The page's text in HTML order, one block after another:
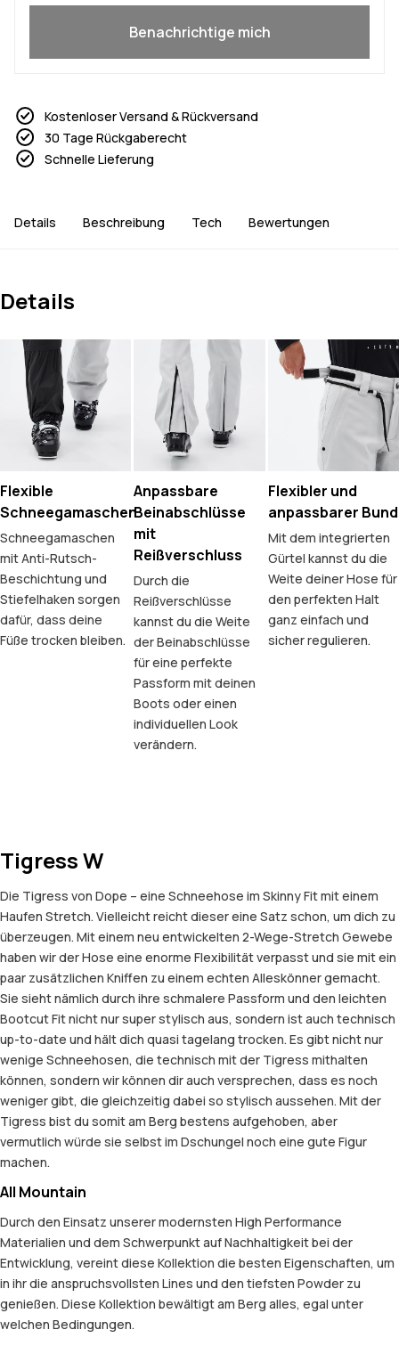
Benachrichtige mich
Kostenloser Versand & Rückversand
30 Tage Rückgaberecht
Schnelle Lieferung
Details Beschreibung Tech Bewertungen
Details
Flexible
Schneegamaschen
Schneegamaschen
mit Anti-Rutsch-
Beschichtung und
Stiefelhaken sorgen
dafür, dass deine
Füße trocken bleiben.
Anpassbare
Beinabschlüsse
mit
Reißverschluss
Durch die
Reißverschlüsse
kannst du die Weite
der Beinabschlüsse
für eine perfekte
Passform mit deinen
Boots oder einen
individuellen Look
verändern.
Flexibler und
anpassbarer Bund
Mit dem integrierten
Gürtel kannst du die
Weite deiner Hose für
den perfekten Halt
ganz einfach und
sicher regulieren.
Tigress W
Die Tigress von Dope – eine Schneehose im Skinny Fit mit einem
Haufen Stretch. Vielleicht reicht dieser eine Satz schon, um dich zu
überzeugen. Mit einem neu entwickelten 2-Wege-Stretch Gewebe
haben wir der Hose eine enorme Flexibilität verpasst und sie mit ein
paar zusätzlichen Kniffen zu einem echten Alleskönner gemacht.
Sie sieht nämlich durch ihre schmalere Passform und den leichten
Bootcut Fit nicht nur super stylisch aus, sondern ist auch technisch
up-to-date und hält dich quasi tagelang trocken. Es gibt nicht nur
wenige Schneehosen, die technisch mit der Tigress mithalten
können, sondern wir können dir auch versprechen, dass es noch
weniger gibt, die gleichzeitig dabei so stylisch aussehen. Mit der
Tigress bist du somit am Berg bestens aufgehoben, aber
vermutlich würde sie selbst im Dschungel noch eine gute Figur
machen.
All Mountain
Durch den Einsatz unserer modernsten High Performance
Materialien und dem Schwerpunkt auf Nachhaltigkeit bei der
Entwicklung, vereint diese Kollektion die besten Eigenschaften, um
in ihr die anspruchsvollsten Lines und den tiefsten Powder zu
genießen. Diese Kollektion bewältigt am Berg alles, egal unter
welchen Bedingungen.